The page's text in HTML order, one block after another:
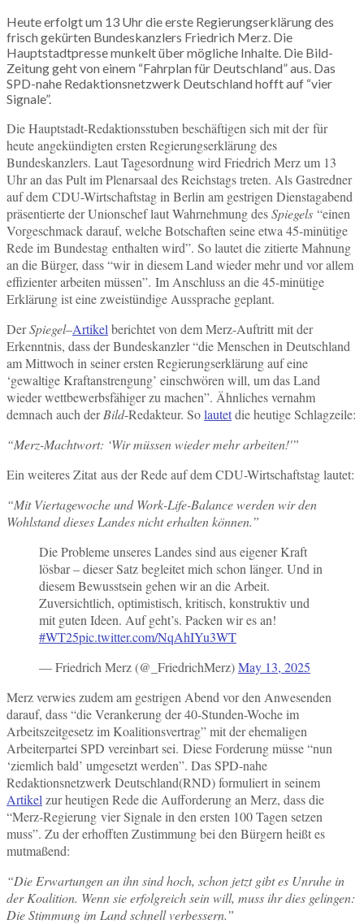
Heute erfolgt um 13 Uhr die erste Regierungserklärung des
frisch gekürten Bundeskanzlers Friedrich Merz. Die
Hauptstadtpresse munkelt über mögliche Inhalte. Die Bild-
Zeitung geht von einem “Fahrplan für Deutschland” aus. Das
SPD-nahe Redaktionsnetzwerk Deutschland hofft auf “vier
Signale”.
Die Hauptstadt-Redaktionsstuben beschäftigen sich mit der für
heute angekündigten ersten Regierungserklärung des
Bundeskanzlers. Laut Tagesordnung wird Friedrich Merz um 13
Uhr an das Pult im Plenarsaal des Reichstags treten. Als Gastredner
auf dem CDU-Wirtschaftstag in Berlin am gestrigen Dienstagabend
präsentierte der Unionschef laut Wahrnehmung desSpiegels “einen
Vorgeschmack darauf, welche Botschaften seine etwa 45-minütige
Rede im Bundestag enthalten wird”. So lautet die zitierte Mahnung
an die Bürger, dass “wir in diesem Land wieder mehr und vor allem
effizienter arbeiten müssen”. Im Anschluss an die 45-minütige
Erklärung ist eine zweistündige Aussprache geplant.
DerSpiegel–Artikel berichtet von dem Merz-Auftritt mit der
Erkenntnis, dass der Bundeskanzler “die Menschen in Deutschland
am Mittwoch in seiner ersten Regierungserklärung auf eine
‘gewaltige Kraftanstrengung’ einschwören will, um das Land
wieder wettbewerbsfähiger zu machen”. Ähnliches vernahm
demnach auch derBild-Redakteur. Solautetdie heutige Schlagzeile:
“Merz-Machtwort: ‘Wir müssen wieder mehr arbeiten!'”
Ein weiteres Zitat aus der Rede auf dem CDU-Wirtschaftstag lautet:
“Mit Viertagewoche und Work-Life-Balance werden wir den
Wohlstand dieses Landes nicht erhalten können.”
Die Probleme unseres Landes sind aus eigener Kraft
lösbar – dieser Satz begleitet mich schon länger. Und in
diesem Bewusstsein gehen wir an die Arbeit.
Zuversichtlich, optimistisch, kritisch, konstruktiv und
mit guten Ideen. Auf geht’s. Packen wir es an!
#WT25pic.twitter.com/NqAhIYu3WT
— Friedrich Merz (@_FriedrichMerz)May 13, 2025
Merz verwies zudem am gestrigen Abend vor den Anwesenden
darauf, dass “die Verankerung der 40-Stunden-Woche im
Arbeitszeitgesetz im Koalitionsvertrag” mit der ehemaligen
Arbeiterpartei SPD vereinbart sei. Diese Forderung müsse “nun
‘ziemlich bald’ umgesetzt werden”. Das SPD-nahe
Redaktionsnetzwerk Deutschland(RND) formuliert in seinem
Artikel zur heutigen Rede die Aufforderung an Merz, dass die
“Merz-Regierung vier Signale in den ersten 100 Tagen setzen
muss”. Zu der erhofften Zustimmung bei den Bürgern heißt es
mutmaßend:
“Die Erwartungen an ihn sind hoch, schon jetzt gibt es Unruhe in
der Koalition. Wenn sie erfolgreich sein will, muss ihr dies gelingen:
Die Stimmung im Land schnell verbessern.”